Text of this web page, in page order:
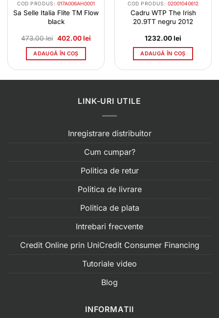
COD PRODUS: 017A006AH0001
Sa Selle Italia Flite TM Flow
black
473.00lei Prețul
a
fost:
402.00leiPrețul
ADAUGĂ ÎN COȘ
COD PRODUS: 02001040612
Cadru WTP The Irish
20.9TT negru 2012
1232.00lei
ADAUGĂ ÎN COȘ
LINK-URI UTILE
Inregistrare distribuitor
Cum cumpar?
Politica de retur
Politica de livrare
Politica de plata
Intrebari frecvente
Credit Online prin UniCredit Consumer Financing
Tutoriale video
Blog
INFORMATII